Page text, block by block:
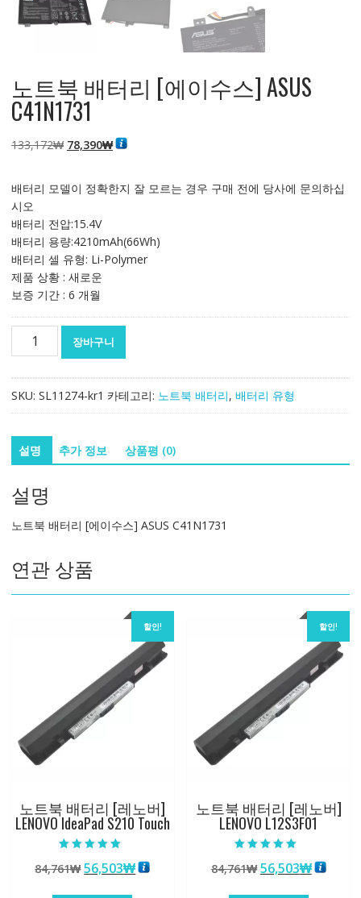
노트북 배터리 [에이수스] ASUS
C41N1731
133,172₩ 원
격:
78,390₩현
격:
배터리 모델이 정확한지 잘 모르는 경우 구매 전에 당사에 문의하십
시오
배터리 전압:15.4V
배터리 용량:4210mAh(66Wh)
배터리 셀 유형: Li-Polymer
제품 상황 : 새로운
보증 기간 : 6 개월
터
[에
이
스]
ASUS
C41N1731
량
장바구니
SKU: SL11274-kr1 카테고리: 노트북 배터리, 배터리 유형
설명 추가 정보 상품평 (0)
설명
노트북 배터리 [에이수스] ASUS C41N1731
연관 상품
할인!
노트북 배터리 [레노버]
LENOVO IdeaPad S210 Touch
5.00
로 평가됨
84,761₩원
56,503₩현
할인!
노트북 배터리 [레노버]
LENOVO L12S3F01
5.00
로 평가됨
84,761₩ 원
56,503₩현